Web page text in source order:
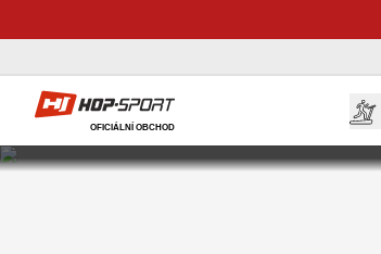
Hop-Sport.cz
OFICIÁLNÍ OBCHOD